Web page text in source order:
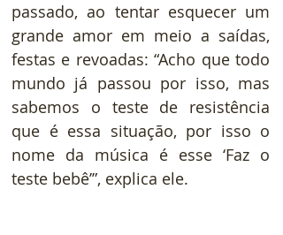
passado, ao tentar esquecer um
grande amor em meio a saídas,
festas e revoadas: “Acho que todo
mundo já passou por isso, mas
sabemos o teste de resistência
que é essa situação, por isso o
nome da música é esse ‘Faz o
teste bebê’”, explica ele.